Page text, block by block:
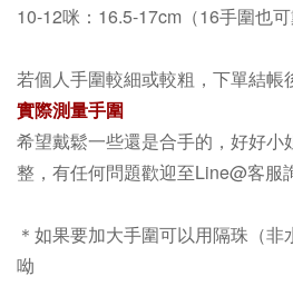
10-12咪：16.5-17cm（16手圍也可
若個人手圍較細或較粗，下單結帳
實際測量手圍
希望戴鬆一些還是合手的，好好小
整，有任何問題歡迎至Line@客服
＊如果要加大手圍可以用隔珠（
呦